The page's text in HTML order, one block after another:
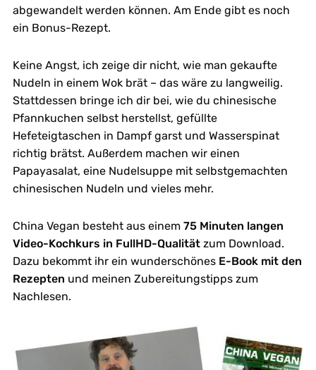
abgewandelt werden können. Am Ende gibt es noch
ein Bonus-Rezept.
Keine Angst, ich zeige dir nicht, wie man gekaufte
Nudeln in einem Wok brät – das wäre zu langweilig.
Stattdessen bringe ich dir bei, wie du chinesische
Pfannkuchen selbst herstellst, gefüllte
Hefeteigtaschen in Dampf garst und Wasserspinat
richtig brätst. Außerdem machen wir einen
Papayasalat, eine Nudelsuppe mit selbstgemachten
chinesischen Nudeln und vieles mehr.
China Vegan besteht aus einem 75 Minuten langen
Video-Kochkurs in FullHD-Qualitätzum Download.
Dazu bekommt ihr ein wunderschönesE-Book mit den
Rezepten und meinen Zubereitungstipps zum
Nachlesen.